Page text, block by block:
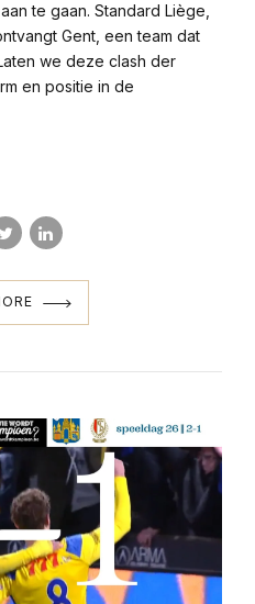
te gaan. Standard Liège,
Gent, een team dat
we deze clash der
en positie in de